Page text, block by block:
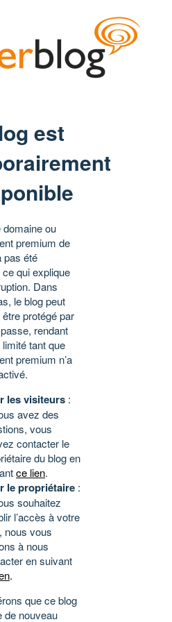
est
domaine ou
premium de
pas été
qui explique
Dans
le blog peut
protégé par
rendant
tant que
premium n’a
les visiteurs :
avez des
vous
contacter le
du blog en
ce lien.
le propriétaire :
souhaitez
l’accès à votre
nous vous
à nous
en suivant
.
que ce blog
de nouveau